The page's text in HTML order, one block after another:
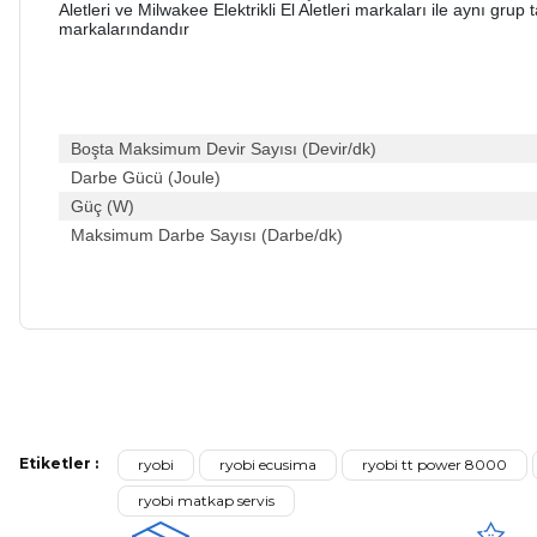
Aletleri ve Milwakee Elektrikli El Aletleri markaları ile aynı
markalarındandır
Boşta Maksimum Devir Sayısı (Devir/dk)
Darbe Gücü (Joule)
Güç (W)
Maksimum Darbe Sayısı (Darbe/dk)
Ürün açıklamasında eksik bilgiler bulunuyor.
Ürün bilgilerinde hatalar bulunuyor.
Ürün fiyatı diğer sitelerden daha pahalı.
Etiketler : ryobi ryobi ecusima ryobi tt power 8000
ryobi matkap servis